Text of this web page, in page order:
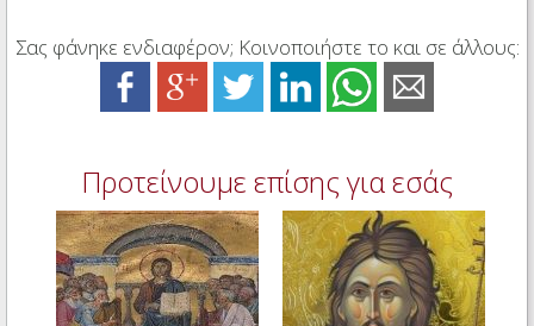
Σας φάνηκε ενδιαφέρον; Κοινοποιήστε το και σε άλλους:
Προτείνουμε επίσης για εσάς